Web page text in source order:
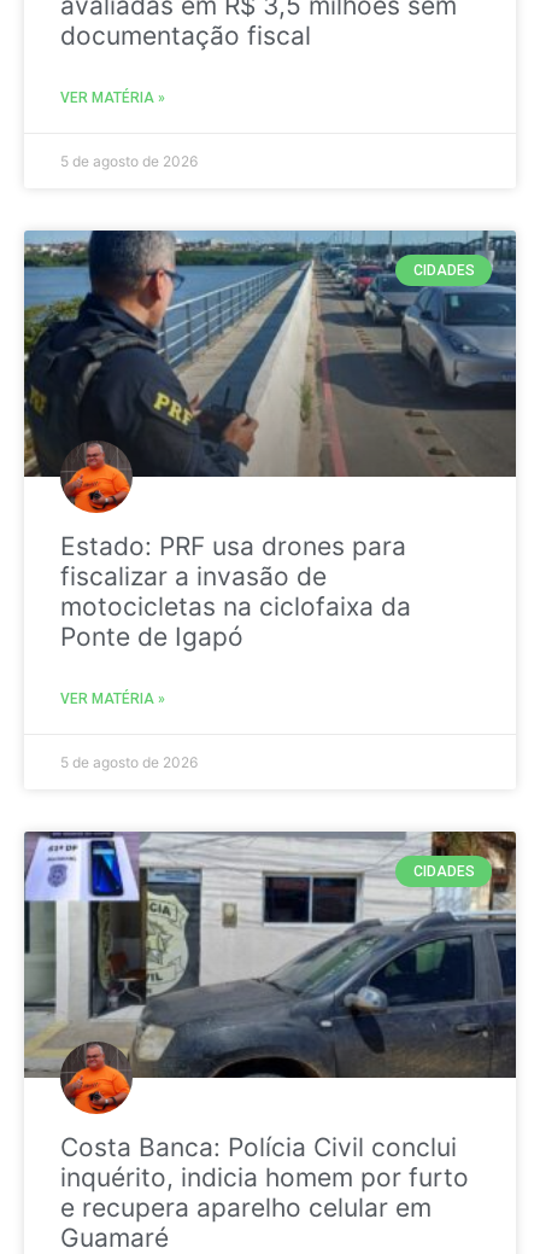
documentação fiscal
VER MATÉRIA »
5 de agosto de 2026
CIDADES
Estado: PRF usa drones para
fiscalizar a invasão de
motocicletas na ciclofaixa da
Ponte de Igapó
VER MATÉRIA »
5 de agosto de 2026
CIDADES
Costa Banca: Polícia Civil conclui
inquérito, indicia homem por furto
e recupera aparelho celular em
Guamaré